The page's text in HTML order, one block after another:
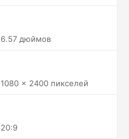
6.57 дюймов
1080 x 2400 пикселей
20:9